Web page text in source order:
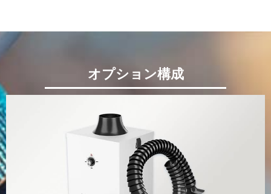
点距離
10メートル（日本標準時：15メートル）
水冷
20～200 KHz
オプション構成